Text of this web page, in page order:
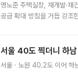
명노준 주택실장, 재개발·재
공급 확대 방침을 거듭 강조
서울 40도 찍더니 하
서울ㆍ노원 40.2도 이어 하